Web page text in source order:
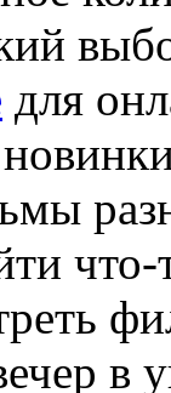
для
что-